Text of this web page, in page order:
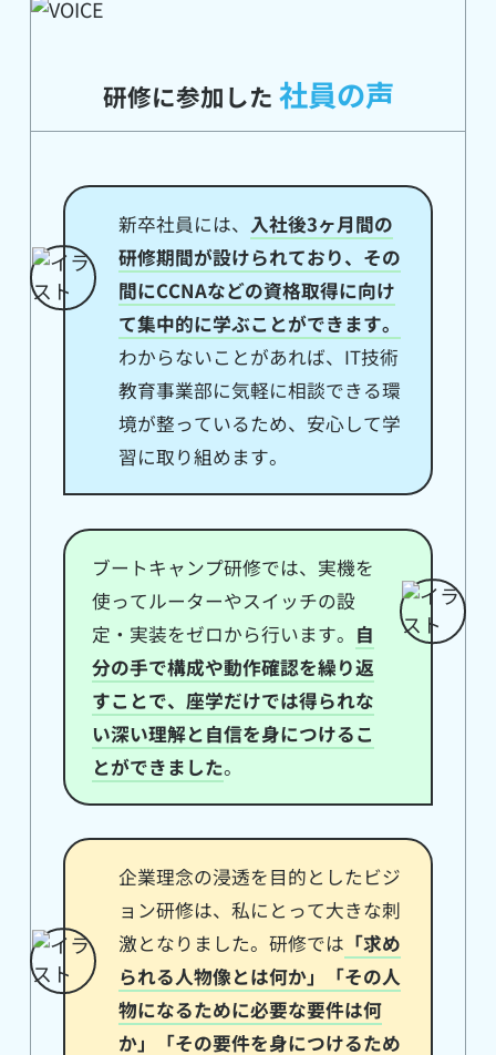
の方法などを学びます。
あれば、現役エンジニアによって構成さ
れている「IT技術教育事業部」にいつで
も質問することが可能。
Polestar-IDには、ネットワークの研修や
実機練習ができる環境（研修センター）
も用意されています。
研修に参加した 社員の声
新卒社員には、 入社後3ヶ月間の
研修期間が設けられており、その
間にCCNAなどの資格取得に向け
て集中的に学ぶことができます。
わからないことがあれば、IT技術
教育事業部に気軽に相談できる環
境が整っているため、安心して学
習に取り組めます。
ブートキャンプ研修では、実機を
使ってルーターやスイッチの設
定・実装をゼロから行います。 自
分の手で構成や動作確認を繰り返
すことで、座学だけでは得られな
い深い理解と自信を身につけるこ
とができました。
企業理念の浸透を目的としたビジ
ョン研修は、私にとって大きな刺
激となりました。研修では 「求め
られる人物像とは何か」「その人
物になるために必要な要件は何
か」「その要件を身につけるため